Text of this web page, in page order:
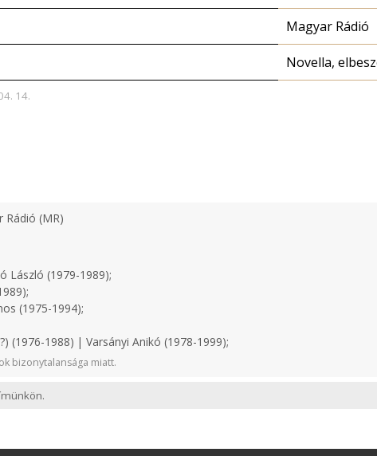
Magyar Rádió
Novella,
14.
Rádió (MR)
László (1979-1989);
(1975-1994);
(1976-1988) | Varsányi Anikó (1978-1999);
bizonytalansága miatt.